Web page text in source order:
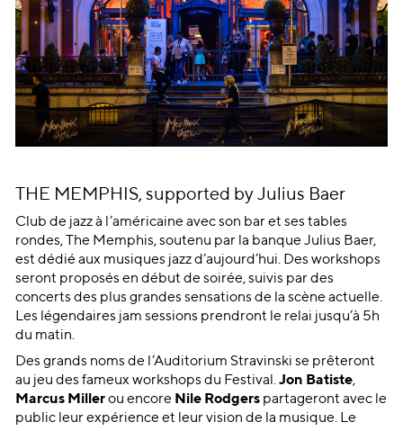
THE MEMPHIS, supported by Julius Baer
Club de jazz à l’américaine avec son bar et ses tables
rondes, The Memphis, soutenu par la banque Julius Baer,
est dédié aux musiques jazz d’aujourd’hui. Des workshops
seront proposés en début de soirée, suivis par des
concerts des plus grandes sensations de la scène actuelle.
Les légendaires jam sessions prendront le relai jusqu’à 5h
du matin.
Des grands noms de l’Auditorium Stravinski se prêteront
au jeu des fameux workshops du Festival.Jon Batiste,
Marcus Millerou encore Nile Rodgerspartageront avec le
public leur expérience et leur vision de la musique. Le